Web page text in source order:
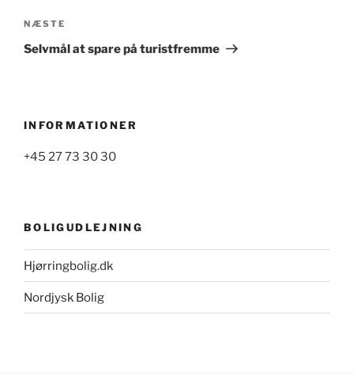
Næste
indlæg
NÆSTE
Selvmål at spare på turistfremme
INFORMATIONER
+45 27 73 30 30
BOLIGUDLEJNING
Hjørringbolig.dk
Nordjysk Bolig